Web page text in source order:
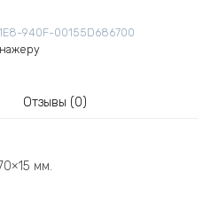
940F-00155D686700
Отзывы (0)
мм.